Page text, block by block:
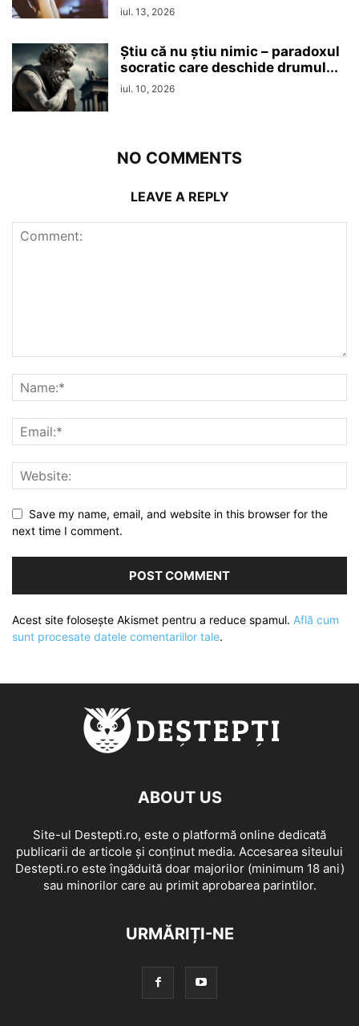
iul. 13, 2026
Ştiu că nu ştiu nimic – paradoxul
socratic care deschide drumul...
iul. 10, 2026
NO COMMENTS
LEAVE A REPLY
Save my name, email, and website in this browser for the
next time I comment.
Acest site folosește Akismet pentru a reduce spamul. Află cum
sunt procesate datele comentariilor tale.
ABOUT US
Site-ul Destepti.ro, este o platformă online dedicată
publicarii de articole și conținut media. Accesarea siteului
Destepti.ro este îngăduită doar majorilor (minimum 18 ani)
sau minorilor care au primit aprobarea parintilor.
URMĂRIȚI-NE